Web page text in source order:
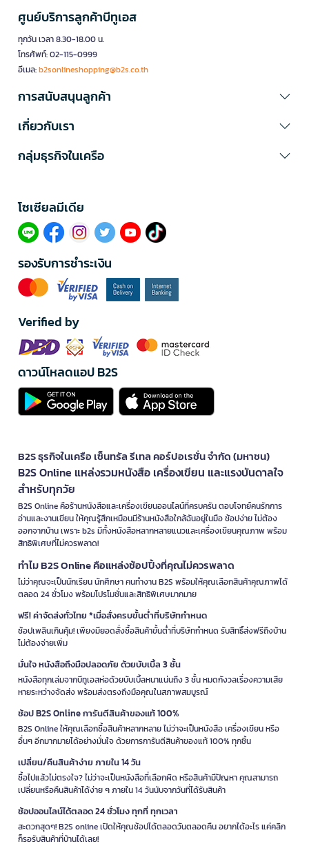
ศูนย์บริการลูกค้าบีทูเอส
ทุกวัน เวลา 8.30-18.00 น.
โทรศัพท์: 02-115-0999
อีเมล:b2sonlineshopping@b2s.co.th
การสนับสนุนลูกค้า
เกี่ยวกับเรา
กลุ่มธุรกิจในเครือ
โซเซียลมีเดีย​
รองรับการชำระเงิน
Verified by
ดาวน์โหลดแอป B2S
B2S ธุรกิจในเครือ เซ็นทรัล รีเทล คอร์ปอเรชั่น จำกัด (มหาชน)
B2S Online แหล่งรวมหนังสือ เครื่องเขียน และแรงบันดาลใจ
สำหรับทุกวัย
B2S Online คือร้านหนังสือและเครื่องเขียนออนไลน์ที่ครบครัน ตอบโจทย์คนรักการ
อ่านและงานเขียน ให้คุณรู้สึกเหมือนมีร้านหนังสือใกล้ฉันอยู่ในมือ ช้อปง่าย ไม่ต้อง
ออกจากบ้าน เพราะ b2s มีทั้งหนังสือหลากหลายแนวและเครื่องเขียนคุณภาพ พร้อม
สิทธิพิเศษที่ไม่ควรพลาด!
ทำไม B2S Online คือแหล่งช้อปปิ้งที่คุณไม่ควรพลาด
ไม่ว่าคุณจะเป็นนักเรียน นักศึกษา คนทำงาน B2S พร้อมให้คุณเลือกสินค้าคุณภาพได้
ตลอด 24 ชั่วโมง พร้อมโปรโมชั่นและสิทธิพิเศษมากมาย
ฟรี! ค่าจัดส่งทั่วไทย *เมื่อสั่งครบขั้นต่ำที่บริษัทกำหนด
ช้อปเพลินเกินคุ้ม! เพียงมียอดสั่งซื้อสินค้าขั้นต่ำที่บริษัทกำหนด รับสิทธิ์ส่งฟรีถึงบ้าน
ไม่ต้องจ่ายเพิ่ม
มั่นใจ หนังสือถึงมือปลอดภัย ด้วยบับเบิ้ล 3 ชั้น
หนังสือทุกเล่มจากบีทูเอสห่อด้วยบับเบิ้ลหนาแน่นถึง 3 ชั้น หมดกังวลเรื่องความเสีย
หายระหว่างจัดส่ง พร้อมส่งตรงถึงมือคุณในสภาพสมบูรณ์
ช้อป B2S Online การันตีสินค้าของแท้ 100%
B2S Online ให้คุณเลือกซื้อสินค้าหลากหลาย ไม่ว่าจะเป็นหนังสือ เครื่องเขียน หรือ
อื่นๆ อีกมากมายได้อย่างมั่นใจ ด้วยการการันตีสินค้าของแท้ 100% ทุกชิ้น
เปลี่ยน/คืนสินค้าง่าย ภายใน 14 วัน
ซื้อไปแล้วไม่ตรงใจ? ไม่ว่าจะเป็นหนังสือที่เลือกผิด หรือสินค้ามีปัญหา คุณสามารถ
เปลี่ยนหรือคืนสินค้าได้ง่าย ๆ ภายใน 14 วันนับจากวันที่ได้รับสินค้า
ช้อปออนไลน์ได้ตลอด 24 ชั่วโมง ทุกที่ ทุกเวลา
สะดวกสุดๆ! B2S online เปิดให้คุณช้อปได้ตลอดวันตลอดคืน อยากได้อะไร แค่คลิก
ก็รอรับสินค้าที่บ้านได้เลย!